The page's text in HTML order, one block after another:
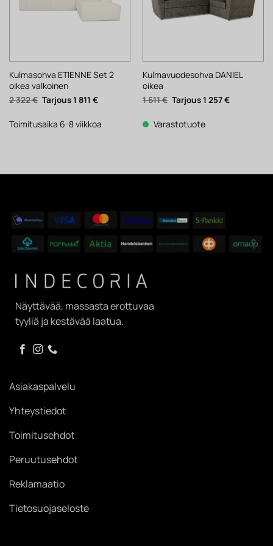
Kulmasohva ETIENNE Set 2
oikea valkoinen
2 322€ Alkuperäinen
hinta
2
322 €.
1 811 €Nykyinen
1
811 €.
Toimitusaika 6-8 viikkoa
Kulmavuodesohva DANIEL
oikea
1 611€ Alkuperäinen
hinta
1
611 €.
1 257€Nykyinen
Varastotuote
Näyttävää, massasta erottuvaa
tyyliä ja kestävää laatua.
Asiakaspalvelu
Yhteystiedot
Toimitusehdot
Peruutusehdot
Reklamaatio
Tietosuojaseloste